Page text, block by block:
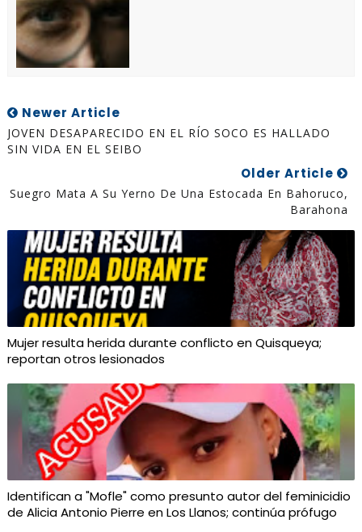
Newer Article
JOVEN DESAPARECIDO EN EL RÍO SOCO ES HALLADO
SIN VIDA EN EL SEIBO
Older Article
Suegro Mata A Su Yerno De Una Estocada En Bahoruco,
Barahona
Mujer resulta herida durante conflicto en Quisqueya;
reportan otros lesionados
Identifican a "Mofle" como presunto autor del feminicidio
de Alicia Antonio Pierre en Los Llanos; continúa prófugo